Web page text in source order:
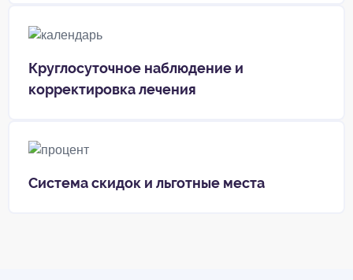
Круглосуточное наблюдение и
корректировка лечения
Система скидок и льготные места